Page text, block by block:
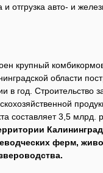
отгрузка авто- и
крупный
области
в год. Строительство
составляет 3,5 млрд.
ферм,